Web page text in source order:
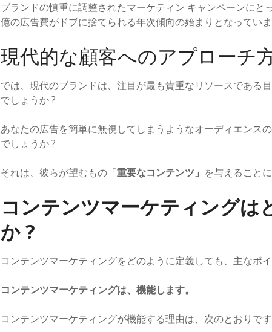
ブランドの慎重に調整されたマーケティン キャンペーンにと
億の広告費がドブに捨てられる年次傾向の始まりとなっていま
現代的な顧客へのアプローチ
では、現代のブランドは、注目が最も貴重なリソースである
でしょうか ?
あなたの広告を簡単に無視してしまうようなオーディエンス
でしょうか ?
それは、彼らが望むもの「重要なコンテンツ」 を与えること
コンテンツマーケティングは
か ?
コンテンツマーケティングをどのように定義しても、主なポ
コンテンツマーケティングは、機能します。
コンテンツマーケティングが機能する理由は、次のとおりです